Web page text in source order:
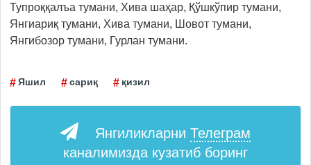
Тупроққалъа тумани, Хива шаҳар, Қўшкўпир тумани,
Янгиариқ тумани, Хива тумани, Шовот тумани,
Янгибозор тумани, Гурлан тумани.
Яшил сариқ қизил
Янгиликларни Телеграм
каналимизда кузатиб боринг